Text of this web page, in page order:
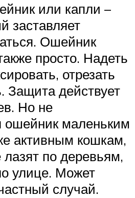
или капли –
заставляет
Ошейник
просто. Надеть
отрезать
действует
Но не
ошейник маленьким
активным кошкам,
лазят по деревьям,
улице. Может
случай.